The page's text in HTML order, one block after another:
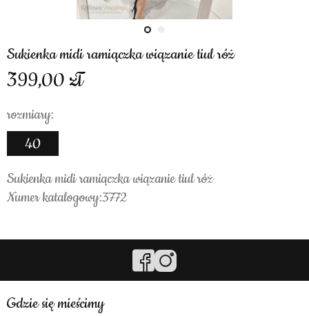
Sukienka midi ramiączka wiązanie tiul róż
399,00
rozmiary:
40
Sukienka midi ramiączka wiązanie tiul róż
Numer katalogowy:3772
Gdzie się mieścimy